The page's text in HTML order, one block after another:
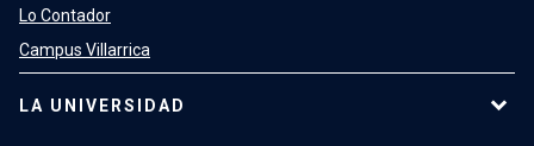
Lo Contador
Campus Villarrica
LA UNIVERSIDAD